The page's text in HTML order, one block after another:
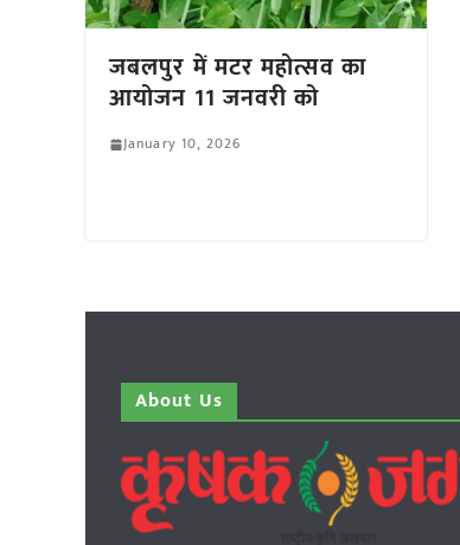
जबलपुर में मटर महोत्सव का
आयोजन 11 जनवरी को
January 10, 2026
About Us